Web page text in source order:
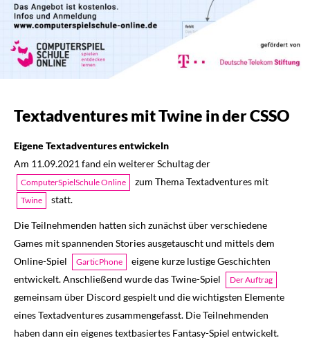
Textadventures mit Twine in der CSSO
Eigene Textadventures entwickeln
Am 11.09.2021 fand ein weiterer Schultag der
ComputerSpielSchule Online zum Thema Textadventures mit
Twine statt.
Die Teilnehmenden hatten sich zunächst über verschiedene
Games mit spannenden Stories ausgetauscht und mittels dem
Online-Spiel
GarticPhone
eigene kurze lustige Geschichten
entwickelt. Anschließend wurde das Twine-Spiel
Der Auftrag
gemeinsam über Discord gespielt und die wichtigsten Elemente
eines Textadventures zusammengefasst. Die Teilnehmenden
haben dann ein eigenes textbasiertes Fantasy-Spiel entwickelt.